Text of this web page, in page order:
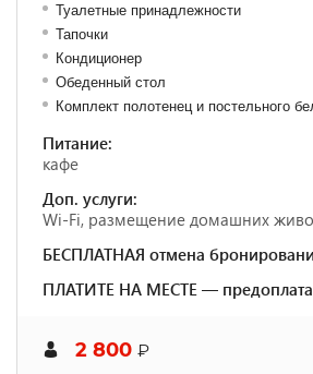
Туалетные принадлежности
Тапочки
Кондиционер
Обеденный стол
Комплект полотенец и постельного
Питание:
кафе
Доп. услуги:
Wi-Fi, размещение домашних
БЕСПЛАТНАЯ отмена
ПЛАТИТЕ НА МЕСТЕ — предоплата
2 800 ₽